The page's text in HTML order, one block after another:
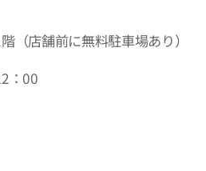
店舗前に無料駐車場あり）
：00